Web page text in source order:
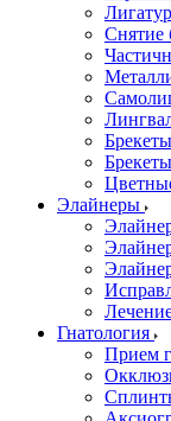
Снятие
Элайнеры
Гнатология
Прием